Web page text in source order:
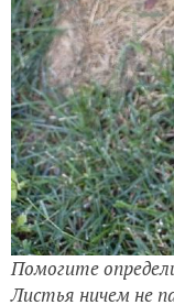
Помогите
Листья ничем не